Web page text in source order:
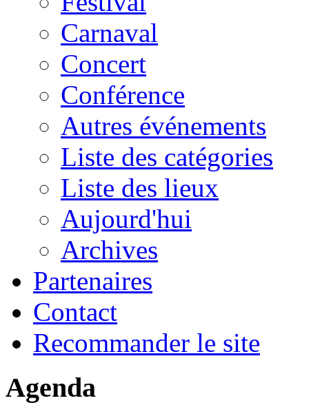
Carnaval
Concert
Conférence
Autres événements
Liste des catégories
Liste des lieux
Aujourd'hui
Archives
Partenaires
Contact
Recommander le site
Agenda